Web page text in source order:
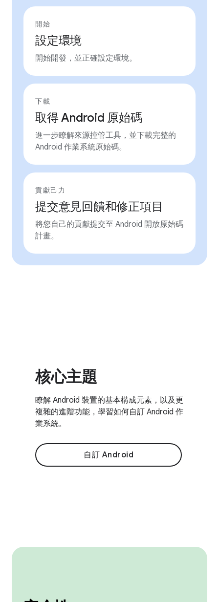
開始
設定環境
開始開發，並正確設定環境。
下載
取得 Android 原始碼
進一步瞭解來源控管工具，並下載完整的
Android 作業系統原始碼。
貢獻己力
提交意見回饋和修正項目
將您自己的貢獻提交至 Android 開放原始碼
計畫。
核心主題
瞭解 Android 裝置的基本構成元素，以及更
複雜的進階功能，學習如何自訂 Android 作
業系統。
自訂 Android